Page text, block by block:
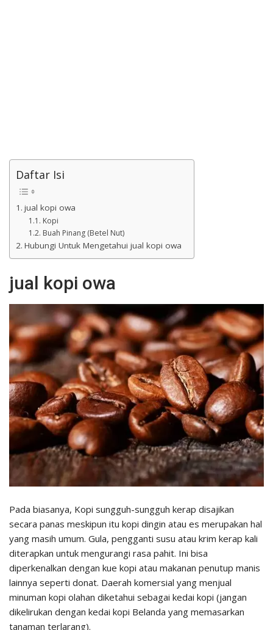
Daftar Isi
jual kopi owa
Kopi
Buah Pinang (Betel Nut)
Hubungi Untuk Mengetahui jual kopi owa
jual kopi owa
Pada biasanya, Kopi sungguh-sungguh kerap disajikan
secara panas meskipun itu kopi dingin atau es merupakan hal
yang masih umum. Gula, pengganti susu atau krim kerap kali
diterapkan untuk mengurangi rasa pahit. Ini bisa
diperkenalkan dengan kue kopi atau makanan penutup manis
lainnya seperti donat. Daerah komersial yang menjual
minuman kopi olahan diketahui sebagai kedai kopi (jangan
dikelirukan dengan kedai kopi Belanda yang memasarkan
tanaman terlarang).